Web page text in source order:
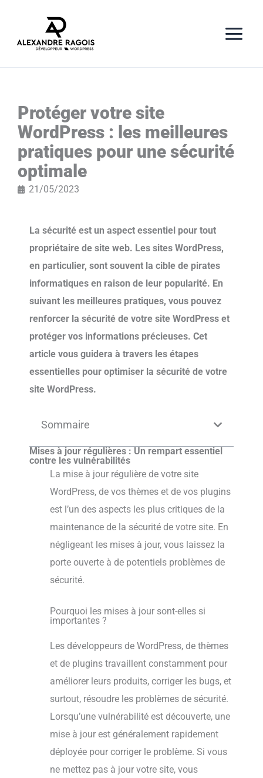
contenu
Protéger votre site
WordPress : les meilleures
pratiques pour une sécurité
optimale
21/05/2023
La sécurité est un aspect essentiel pour tout
propriétaire de site web. Les sites WordPress,
en particulier, sont souvent la cible de pirates
informatiques en raison de leur popularité. En
suivant les meilleures pratiques, vous pouvez
renforcer la sécurité de votre site WordPress et
protéger vos informations précieuses. Cet
article vous guidera à travers les étapes
essentielles pour optimiser la sécurité de votre
site WordPress.
Sommaire
Mises à jour régulières : Un rempart essentiel
contre les vulnérabilités
La mise à jour régulière de votre site
WordPress, de vos thèmes et de vos plugins
est l’un des aspects les plus critiques de la
maintenance de la sécurité de votre site. En
négligeant les mises à jour, vous laissez la
porte ouverte à de potentiels problèmes de
sécurité.
Pourquoi les mises à jour sont-elles si
importantes ?
Les développeurs de WordPress, de thèmes
et de plugins travaillent constamment pour
améliorer leurs produits, corriger les bugs, et
surtout, résoudre les problèmes de sécurité.
Lorsqu’une vulnérabilité est découverte, une
mise à jour est généralement rapidement
déployée pour corriger le problème. Si vous
ne mettez pas à jour votre site, vous